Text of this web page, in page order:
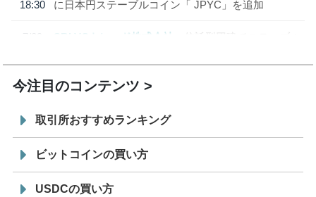
18:30
に日本円ステーブルコイン「 JPYC」を追加
7/29
SBI VCトレード株式会社
信託型円建てステーブル
今注目のコンテンツ
取引所おすすめランキング
ビットコインの買い方
USDCの買い方